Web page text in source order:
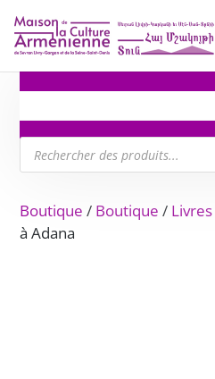
Recherche
de
produits
Boutique / Boutique / Livres
à Adana